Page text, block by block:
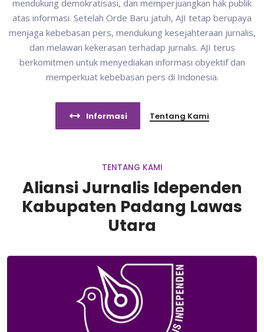
mendukung demokratisasi, dan memperjuangkan hak publik
atas informasi. Setelah Orde Baru jatuh, AJI tetap berupaya
menjaga kebebasan pers, mendukung kesejahteraan jurnalis,
dan melawan kekerasan terhadap jurnalis. AJI terus
berkomitmen untuk menyediakan informasi obyektif dan
memperkuat kebebasan pers di Indonesia.
Informasi Tentang Kami
TENTANG KAMI
Aliansi Jurnalis Idependen
Kabupaten Padang Lawas
Utara